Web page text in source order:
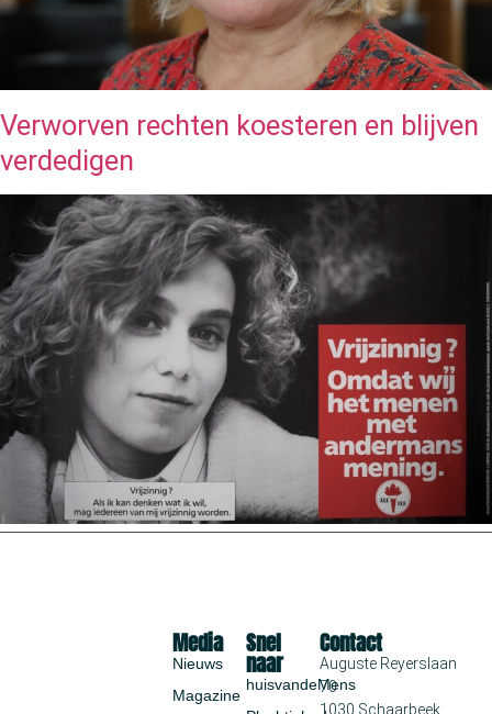
Verworven rechten koesteren en blijven
verdedigen
Snel
naar
huisvandeMens
Media
Nieuws
Magazine
Contact
Auguste Reyerslaan
70
1030 Schaarbeek